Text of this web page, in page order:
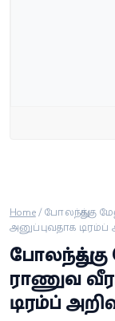
வெப்ஸ்டோரி
தமிழ்
Home/போலந்துக்கு
அனுப்புவதாக டிரம்ப்
ராணுவ
டிரம்ப்